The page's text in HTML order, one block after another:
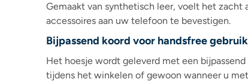
Gemaakt van synthetisch leer, voelt het zacht
accessoires aan uw telefoon te bevestigen.
Bijpassend koord voor handsfree gebruik
Het hoesje wordt geleverd met een
tijdens het winkelen of gewoon wanneer u